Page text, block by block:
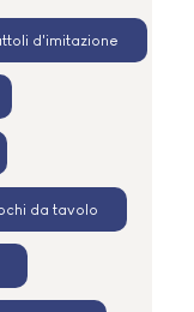
d'imitazione
da tavolo